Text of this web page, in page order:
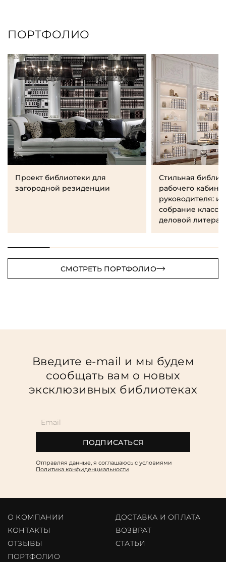
ПОРТФОЛИО
Проект библиотеки для
загородной резиденции
Стильная
рабочего
руководителя:
собрание
деловой
СМОТРЕТЬ ПОРТФОЛИО
Введите e-mail и мы будем
сообщать вам о новых
эксклюзивных библиотеках
ПОДПИСАТЬСЯ
Отправляя данные, я соглашаюсь c условиями
Политика конфиденциальности
О КОМПАНИИ
ДОСТАВКА И ОПЛАТА
КОНТАКТЫ
ВОЗВРАТ
ОТЗЫВЫ
CТАТЬИ
ПОРТФОЛИО